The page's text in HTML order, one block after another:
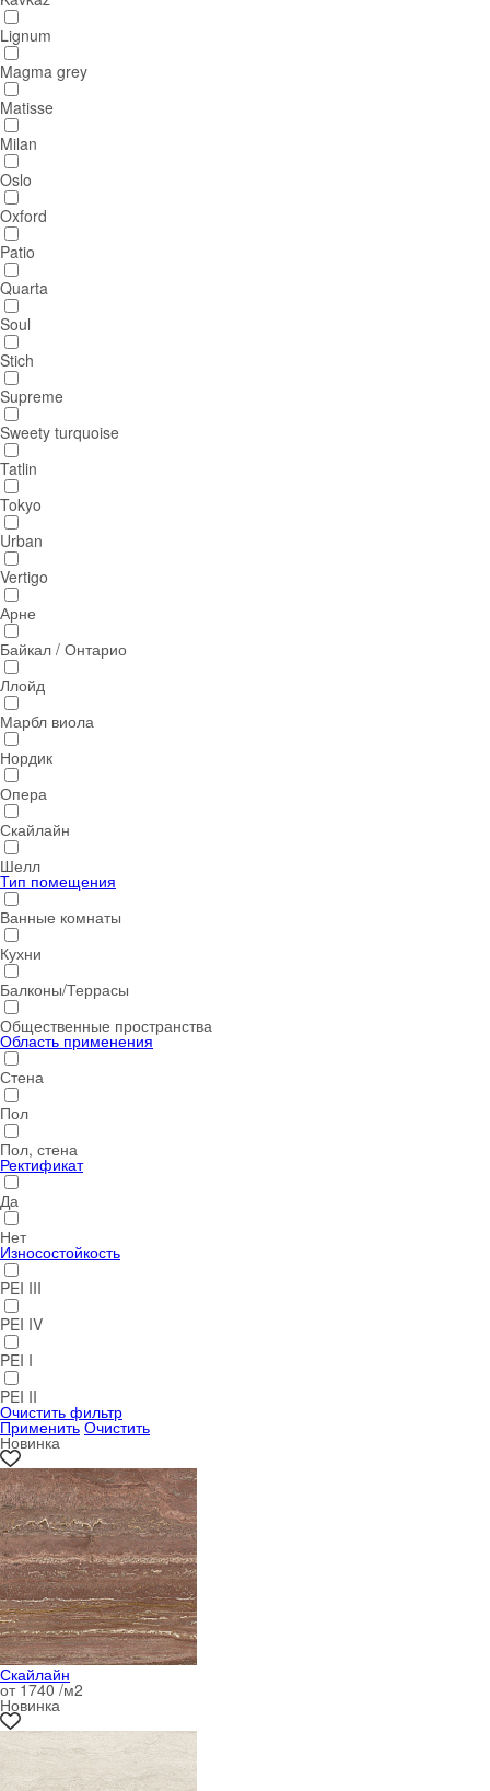
Lignum
Magma grey
Matisse
Milan
Oslo
Oxford
Patio
Quarta
Soul
Stich
Supreme
Sweety turquoise
Tatlin
Tokyo
Urban
Vertigo
Арне
Байкал / Онтарио
Ллойд
Марбл виола
Нордик
Опера
Скайлайн
Шелл
Тип помещения
Ванные комнаты
Кухни
Балконы/Террасы
Общественные пространства
Область применения
Стена
Пол
Пол, стена
Ректификат
Да
Нет
Износостойкость
PEI III
PEI IV
PEI I
PEI II
Очистить фильтр
Применить Очистить
Новинка
Скайлайн
от 1740 /м2
Новинка